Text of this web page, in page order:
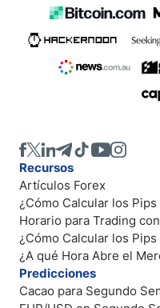
Recursos
Artículos Forex
¿Cómo Calcular los Pips
Horario para Trading
¿Cómo Calcular los Pips
¿A qué Hora Abre el
Predicciones
Cacao para Segundo